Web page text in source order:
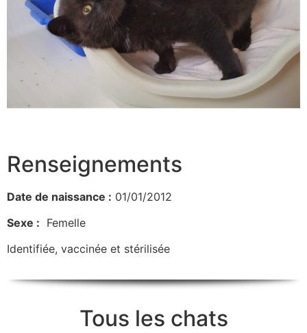
Renseignements
Date de naissance : 01/01/2012
Sexe : Femelle
Identifiée, vaccinée et stérilisée
Tous les chats